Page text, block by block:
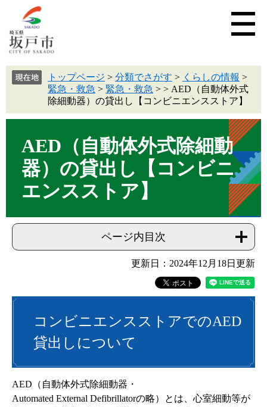
トップページ > 分類でさがす > くらしの情報 >
緊急・救急 > 緊急・救急 > > AED（自動体外式
除細動器）の貸出し【コンビニエンスストア】
AED（自動体外式除細動
器）の貸出し【コンビニ
エンスストア】
ページ内目次
更新日：2024年12月18日更新
コンビニエンスストアでのAED
貸出しについて
AED（自動体外式除細動器・
Automated External Defibrillatorの略）とは、心室細動等が